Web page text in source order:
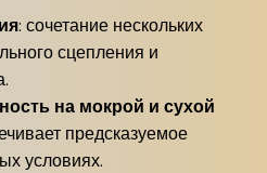
: сочетание нескольких
сцепления и
на мокрой и сухой
предсказуемое
условиях.